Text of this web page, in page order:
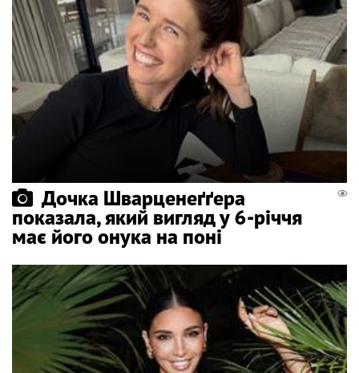
Дочка Шварценеґґера
показала, який вигляд у 6-річчя
має його онука на поні